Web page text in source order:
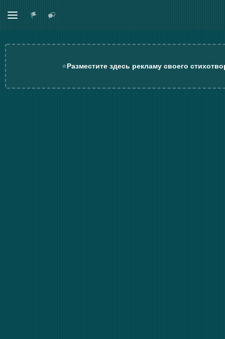
⭐Разместите здесь рекламу своего